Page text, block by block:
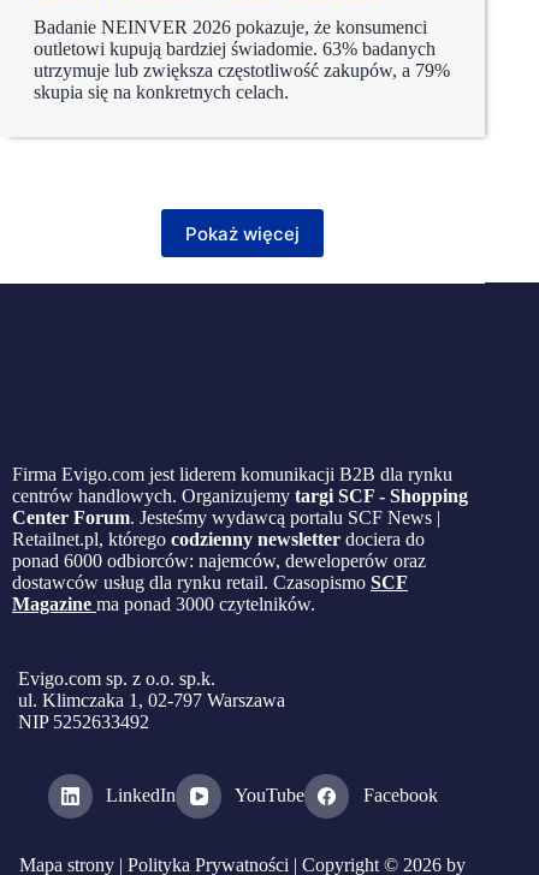
Badanie NEINVER 2026 pokazuje, że konsumenci
outletowi kupują bardziej świadomie. 63% badanych
utrzymuje lub zwiększa częstotliwość zakupów, a 79%
skupia się na konkretnych celach.
Pokaż więcej
Firma Evigo.com jest liderem komunikacji B2B dla rynku
centrów handlowych. Organizujemy targi SCF - Shopping
Center Forum. Jesteśmy wydawcą portalu SCF News |
Retailnet.pl, którego codzienny newsletter dociera do
ponad 6000 odbiorców: najemców, deweloperów oraz
dostawców usług dla rynku retail. Czasopismo SCF
Magazine ma ponad 3000 czytelników.
Evigo.com sp. z o.o. sp.k.
ul. Klimczaka 1, 02-797 Warszawa
NIP 5252633492
LinkedIn YouTube Facebook
Mapa strony |Polityka Prywatności | Copyright © 2026 by